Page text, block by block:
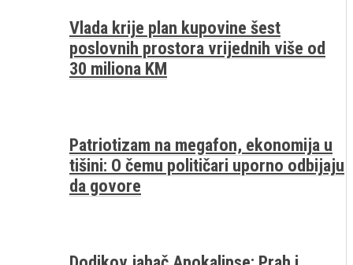
Vlada krije plan kupovine šest
poslovnih prostora vrijednih više od
30 miliona KM
Patriotizam na megafon, ekonomija u
tišini: O čemu političari uporno odbijaju
da govore